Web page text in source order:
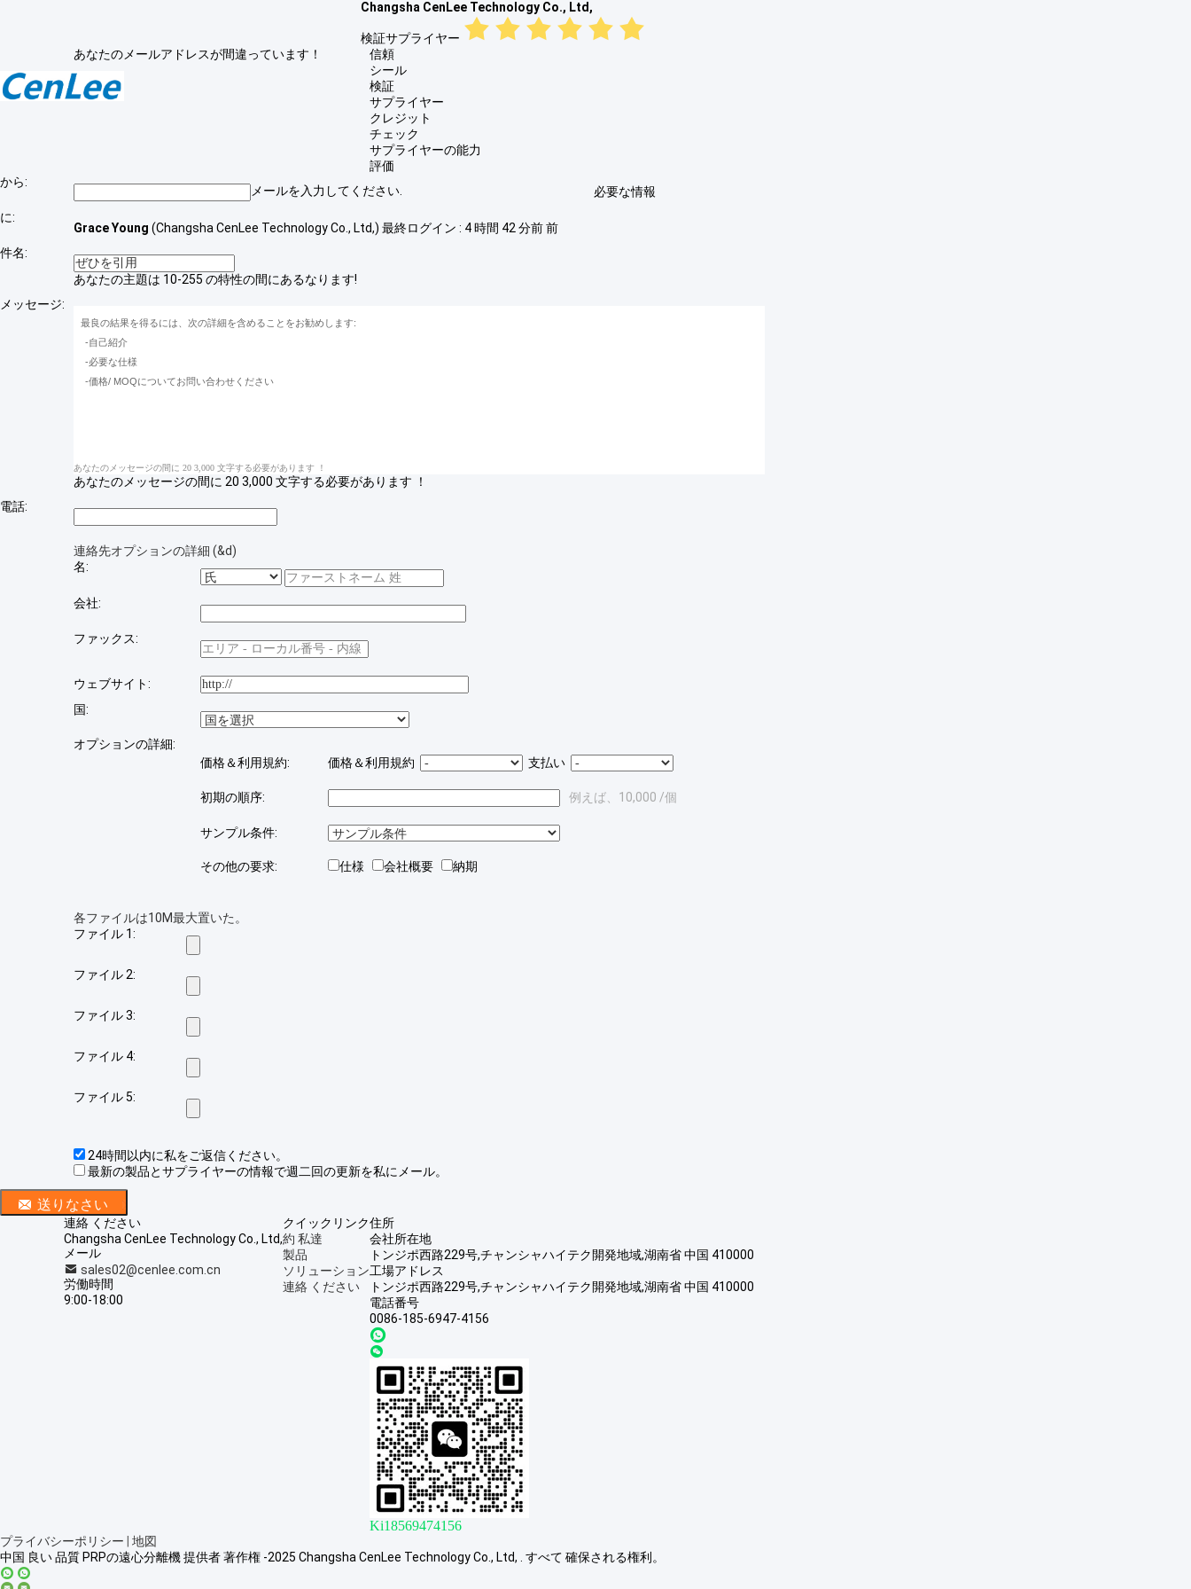
Changsha CenLee Technology Co., Ltd,
検証サプライヤー
信頼
シール
検証
サプライヤー
クレジット
チェック
サプライヤーの能力
評価
から:
メールを入力してください.
あなたのメールアドレスが間違っています！
必要な情報
に:
Grace Young (Changsha CenLee Technology Co., Ltd,) 最終ログイン : 4 時間 42 分前 前
件名:
あなたの主題は 10-255 の特性の間にあるなります!
メッセージ:
あなたのメッセージの間に 20 3,000 文字する必要があります ！
あなたのメッセージの間に 20 3,000 文字する必要があります ！
電話:
連絡先オプションの詳細 (&d)
名:
会社:
ファックス:
ウェブサイト:
国:
オプションの詳細:
価格＆利用規約:
価格＆利用規約 支払い
初期の順序: 例えば、10,000 /個
サンプル条件:
その他の要求: 仕様 会社概要 納期
各ファイルは10M最大置いた。
ファイル 1:
ファイル 2:
ファイル 3:
ファイル 4:
ファイル 5:
24時間以内に私をご返信ください。
最新の製品とサプライヤーの情報で週二回の更新を私にメール。
連絡 ください
Changsha CenLee Technology Co., Ltd,
メール
sales02@cenlee.com.cn
労働時間
9:00-18:00
クイックリンク
約 私達
製品
ソリューション
連絡 ください
住所
会社所在地
トンジポ西路229号,チャンシャハイテク開発地域,湖南省 中国 410000
工場アドレス
トンジポ西路229号,チャンシャハイテク開発地域,湖南省 中国 410000
電話番号
0086-185-6947-4156
Ki18569474156
プライバシーポリシー
地図
中国 良い 品質 PRPの遠心分離機 提供者 著作権 -2025 Changsha CenLee Technology Co., Ltd, . すべて 確保される権利。